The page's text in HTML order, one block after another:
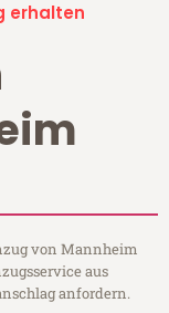
erhalten
von Mannheim
aus
anfordern.